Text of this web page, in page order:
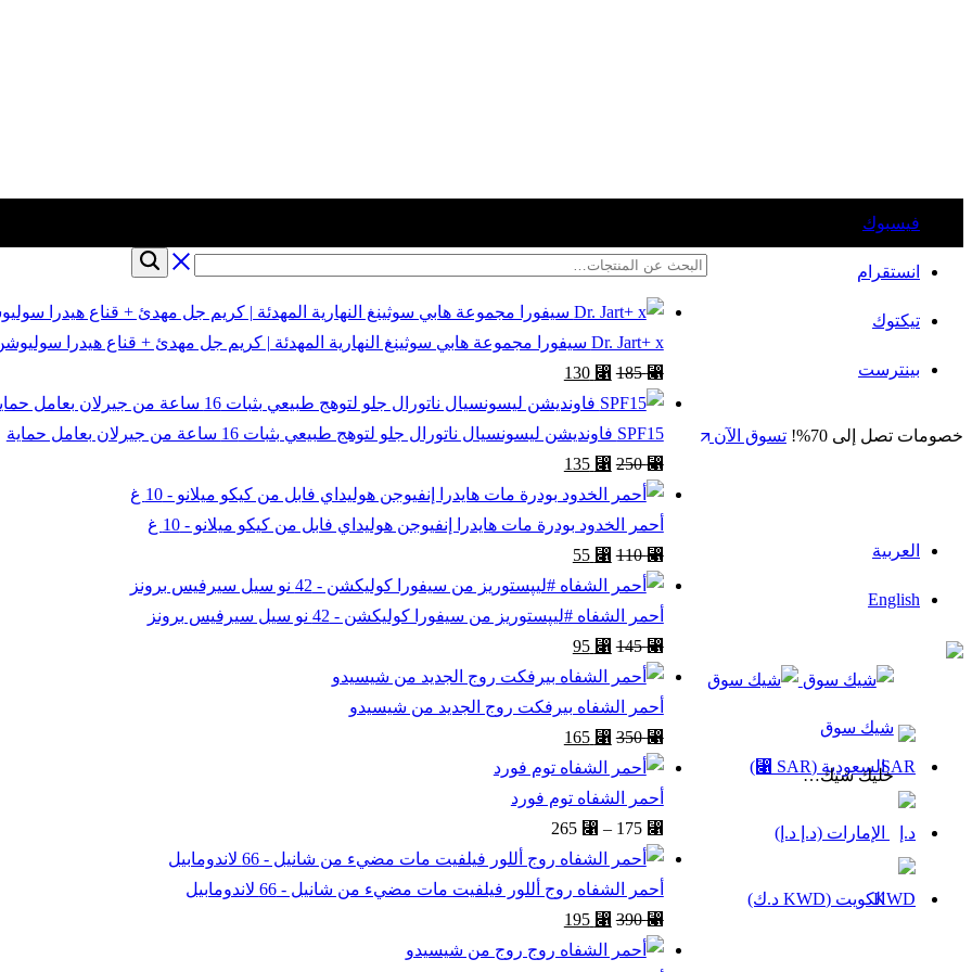
فيسبوك
انستقرام
تيكتوك
بينترست
خصومات تصل إلى 70%! تسوق الآن
العربية
English
السعودية
السعودية (SAR ⃁)
الإمارات (د.إ د.إ)
الكويت (KWD د.ك)
شيك سوق
خليك شيك…
Dr. Jart+ x سيفورا مجموعة هابي سوثينغ النهارية المهدئة | كريم جل مهدئ + قناع هيدرا سوليوشن المهدئ
⃁
185
⃁
130
SPF15 فاونديشن ليسونسيال ناتورال جلو لتوهج طبيعي بثبات 16 ساعة من جيرلان بعامل حماية
⃁
250
⃁
135
أحمر الخدود بودرة مات هايدرا إنفيوجن هوليداي فابل من كيكو ميلانو - 10 غ
⃁
110
⃁
55
أحمر الشفاه #ليپستوريز من سيفورا كوليكشن - 42 نو سيل سيرفيس برونز
⃁
145
⃁
95
أحمر الشفاه بيرفكت روج الجديد من شيسيدو
⃁
350
⃁
165
أحمر الشفاه توم فورد
⃁
175
–
⃁
265
أحمر الشفاه روج أللور فيلفيت مات مضيء من شانيل - 66 لاندومابيل
⃁
390
⃁
195